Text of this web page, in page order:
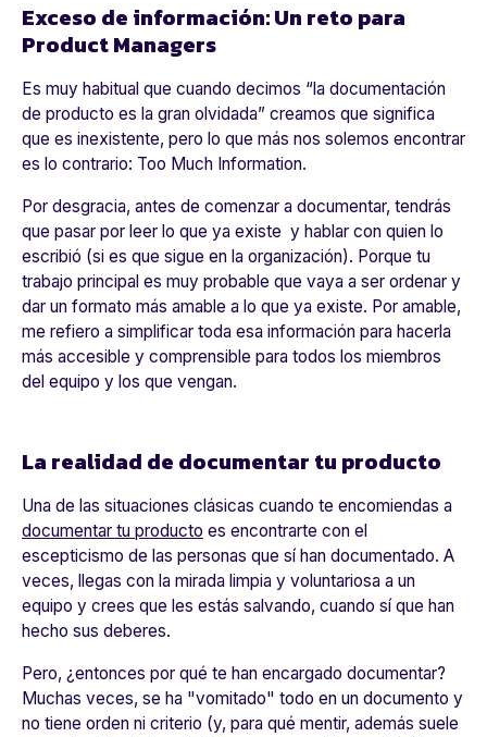
Exceso de información: Un reto para
Product Managers
Es muy habitual que cuando decimos “la documentación
de producto es la gran olvidada” creamos que significa
que es inexistente, pero lo que más nos solemos encontrar
es lo contrario: Too Much Information.
Por desgracia, antes de comenzar a documentar, tendrás
que pasar por leer lo que ya existe y hablar con quien lo
escribió (si es que sigue en la organización). Porque tu
trabajo principal es muy probable que vaya a ser ordenar y
dar un formato más amable a lo que ya existe. Por amable,
me refiero a simplificar toda esa información para hacerla
más accesible y comprensible para todos los miembros
del equipo y los que vengan.
La realidad de documentar tu producto
Una de las situaciones clásicas cuando te encomiendas a
documentar tu producto es encontrarte con el
escepticismo de las personas que sí han documentado. A
veces, llegas con la mirada limpia y voluntariosa a un
equipo y crees que les estás salvando, cuando sí que han
hecho sus deberes.
Pero, ¿entonces por qué te han encargado documentar?
Muchas veces, se ha "vomitado" todo en un documento y
no tiene orden ni criterio (y, para qué mentir, además suele